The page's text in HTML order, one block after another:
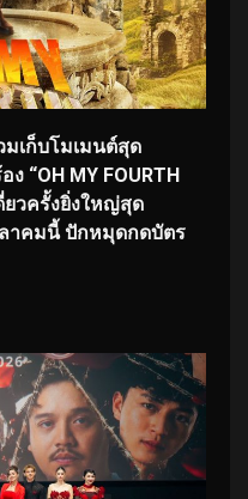
มเก็บโมเมนต์สุด
“OH MY FOURTH
ยวครั้งยิ่งใหญ่สุด
าคมนี้ ปักหมุดกดบัตร